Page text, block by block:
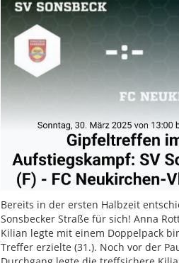
Bereits in der ersten Halbzeit
Sonsbecker Straße für sich! Anna
Kilian legte mit einem Doppelpack
Treffer erzielte (31.). Noch vor der